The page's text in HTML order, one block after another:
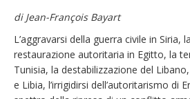
di Jean-François Bayart
L’aggravarsi della guerra civile in Siria, la
restaurazione autoritaria in Egitto, la
Tunisia, la destabilizzazione del
e Libia, l’irrigidirsi dell’autoritarismo di